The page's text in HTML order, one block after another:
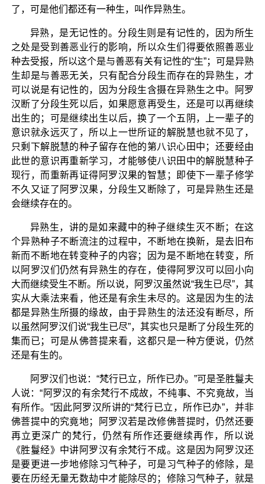
了，可是他们都还有一种生，叫作异熟生。
异熟，是无记性的。分段生则是有记性的，因为所生
之处是受到善恶业行的影响，所以众生们得要依照善恶业
种去受报，所以这个是与善恶有关有记性的“生”；可是异熟
生却是与善恶无关，只有配合分段生而存在的异熟生，才
可以说是有记性的，因为分段生含摄在异熟生之中。阿罗
汉断了分段生死以后，如果愿意再受生，还是可以再继续
出生的；可是继续出生以后，换了一个五阴，上一辈子的
意识就永远灭了，所以上一世所证的解脱慧也就不见了，
只剩下解脱慧的种子留存在他的第八识心田中；还要经由
此世的意识再重新学习，才能够使八识田中的解脱慧种子
现行，而重新再证得阿罗汉果的智慧；即使下一辈子修学
不久又证了阿罗汉果，分段生又断除了，可是异熟生还是
会继续存在的。
异熟生，讲的是如来藏中的种子继续生灭不断；在这
个异熟种子不断流注的过程中，不断地在换新，是去旧布
新而不断地在转变种子的内容；因为是不断地在转变，所
以阿罗汉们仍然有异熟生的存在，使得阿罗汉可以回小向
大而继续受生不断。所以说，阿罗汉虽然说“我生已尽”，其
实从大乘法来看，他还是有余生未尽的。这是因为生的法
都是异熟生所摄的缘故，由于异熟生的法还没有断尽，所
以虽然阿罗汉们说“我生已尽”，其实也只是断了分段生死的
集而已；可是从佛菩提来看，这都只是一种方便说，仍然
还是有生的。
阿罗汉们也说：“梵行已立，所作已办。”可是圣胜鬘夫
人说：“阿罗汉的有余梵行不成故，不纯事、不究竟故，当
有所作。”因此阿罗汉所讲的“梵行已立，所作已办”，并非
佛菩提中的究竟地；阿罗汉若是改修佛菩提时，仍然还要
再立更深广的梵行，仍然有所作还要继续再作，所以说
《胜鬘经》中讲阿罗汉有余梵行不成。这是因为阿罗汉还
是要更进一步地修除习气种子，可是习气种子的修除，是
要在历经无量无数劫中才能除尽的；修除习气种子，就是